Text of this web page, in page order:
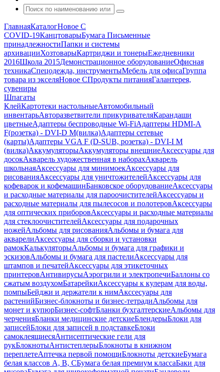
ГлавнаяКаталогНовое С
COVID-19КанцтоварыБумага Письменные
принадлежностиПапки и системы
архивацииХозтоварыКартриджи и тонерыЕжедневники
2016Школа 2015Демонстрационное оборудованиеОфисная
техникаСпецодежда, инструментыМебель для офисаГруппа
товара из экселяНовое СПродукты питанияГалантерея,
сувениры
Шпагаты
КлейКартотеки настольныеАвтомобильный
инвентарьАвторазветвители прикуривателяКарандаши
цветныеАдаптеры беспроводные Wi-FiАдаптеры HDMI-A
F(розетка) - DVI-D M(вилка)Адаптеры сетевые
(карты)Адаптеры VGA F (D-SUB, розетка) - DVI-I M
(вилка)АккумуляторыАккумуляторы внешниеАксессуары для
досокАкварель художественная в наборахАкварель
школьнаяАксессуары для минимоекАксессуары для
рисованияАксессуары для уничтожителейАксессуары для
кофеварок и кофемашинБанковское оборудованиеАксессуары
и расходные материалы для пароочистителейАксессуары и
расходные материалы для пылесосов и полотеровАксессуары
для оптических приборовАксессуары и расходные материалы
для стеклоочистителейАксессуары для подарочных
ножейАльбомы для рисованияАльбомы и бумага для
акварелиАксессуары для сборки и установки
рамокКалькуляторыАльбомы и бумага для графики и
эскизовАльбомы и бумага для пастелиАксессуары для
штампов и печатейАксессуары для этикеточных
принтеровАнтивирусыАэрогрили и электропечиБаллоны со
сжатым воздухомБатарейкиАксессуары к кулерам для воды,
помпыБейджи и держатели к нимАкссесуары для
растенийБизнес-блокноты и бизнес-тетрадиАльбомы для
монет и купюрБизнес-софтБланки бухгалтерскиеАльбомы для
черченияБланки медицинские детскиеБлендерыБлоки для
записейБлоки для записей в подставкеБлоки
самоклеящиесяАнтисептические гели для
рукБлокнотыАнтистеплерыБлокноты в книжном
переплетеАптечка первой помощиБлокноты детскиеБумага
белая классов А, В, СБумага белая премиум классаБаки для